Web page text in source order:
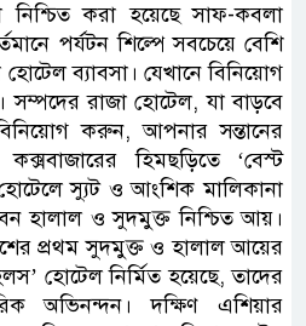
নিশ্চিত করা হয়েছে সাফ-কবলা
পর্যটন শিল্পে সবচেয়ে বেশি
ব্যাবসা। যেখানে বিনিয়োগ
রাজা হোটেল, যা বাড়বে
করুন, আপনার সন্তানের
হিমছড়িতে ‘বেস্ট
হোটেলে স্যুট ও আংশিক মালিকানা
হালাল ও সুদমুক্ত নিশ্চিত আয়।
প্রথম সুদমুক্ত ও হালাল আয়ের
হোটেল নির্মিত হয়েছে, তাদের
অভিনন্দন। দক্ষিণ এশিয়ার